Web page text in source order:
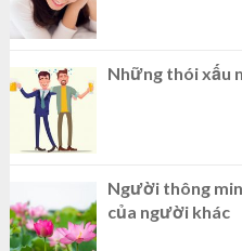
Những thói xấu
Người thông
của người khác